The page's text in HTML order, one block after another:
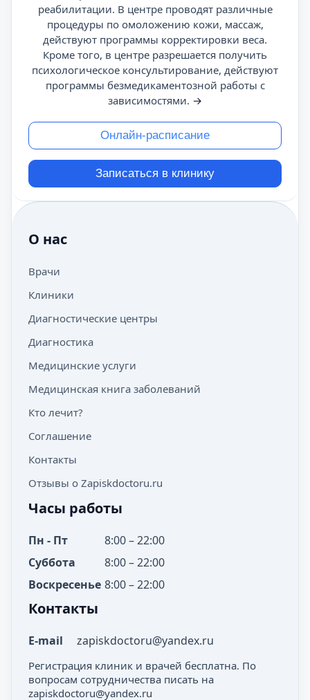
реабилитации. В центре проводят различные
процедуры по омоложению кожи, массаж,
действуют программы корректировки веса.
Кроме того, в центре разрешается получить
психологическое консультирование, действуют
программы безмедикаментозной работы с
зависимостями. →
Онлайн-расписание
Записаться в клинику
О нас
Врачи
Клиники
Диагностические центры
Диагностика
Медицинские услуги
Медицинская книга заболеваний
Кто лечит?
Соглашение
Контакты
Отзывы о Zapiskdoctoru.ru
Часы работы
Пн - Пт
8:00 – 22:00
Суббота
8:00 – 22:00
Воскресенье 8:00 – 22:00
Контакты
E-mail zapiskdoctoru@yandex.ru
Регистрация клиник и врачей бесплатна. По
вопросам сотрудничества писать на
zapiskdoctoru@yandex.ru